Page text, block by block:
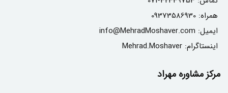
همراه: 09373586930
ایمیل: info@MehradMoshaver.com
اینستاگرام: Mehrad.Moshaver
مرکز مشاوره مهراد